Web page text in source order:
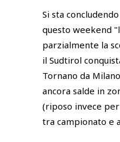
Si sta
questo weekend
parzialmente la
il Sudtirol
Tornano da
ancora salde in
(riposo invece
tra campionato e